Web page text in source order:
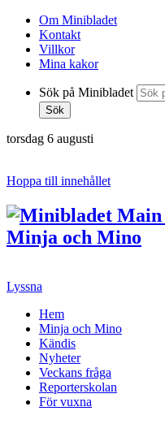
Om Minibladet
Kontakt
Villkor
Mina kakor
Sök på Minibladet
Sök
torsdag 6 augusti
Hoppa till innehållet
Lyssna
Hem
Minja och Mino
Kändis
Nyheter
Veckans fråga
Reporterskolan
För vuxna